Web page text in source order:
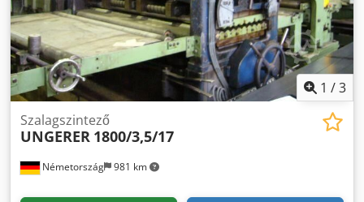
1 /3
Németország 981 km
Szalagszintező
UNGERER 1800/3,5/17